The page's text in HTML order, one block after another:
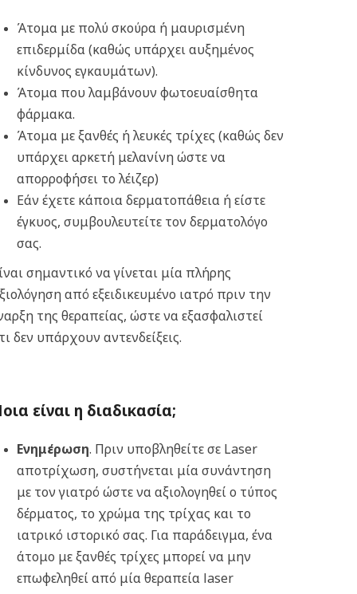
Άτομα με πολύ σκούρα ή μαυρισμένη
επιδερμίδα (καθώς υπάρχει αυξημένος
κίνδυνος εγκαυμάτων).
Άτομα που λαμβάνουν φωτοευαίσθητα
φάρμακα.
Άτομα με ξανθές ή λευκές τρίχες (καθώς δεν
υπάρχει αρκετή μελανίνη ώστε να
απορροφήσει το λέιζερ)
Εάν έχετε κάποια δερματοπάθεια ή είστε
έγκυος, συμβουλευτείτε τον δερματολόγο
σας.
σημαντικό να γίνεται μία πλήρης
από εξειδικευμένο ιατρό πριν την
της θεραπείας, ώστε να εξασφαλιστεί
δεν υπάρχουν αντενδείξεις.
είναι η διαδικασία;
Ενημέρωση. Πριν υποβληθείτε σε Laser
αποτρίχωση, συστήνεται μία συνάντηση
με τον γιατρό ώστε να αξιολογηθεί ο τύπος
δέρματος, το χρώμα της τρίχας και το
ιατρικό ιστορικό σας. Για παράδειγμα, ένα
άτομο με ξανθές τρίχες μπορεί να μην
επωφεληθεί από μία θεραπεία laser